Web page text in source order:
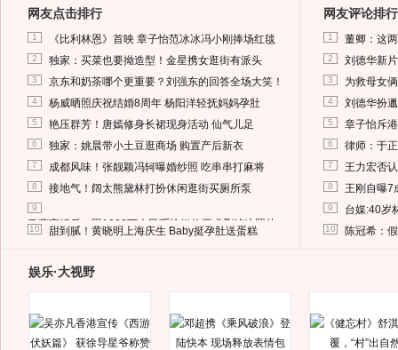
网友点击排行
1 《比利林恩》首映 章子怡范冰冰冯小刚捧场红毯
2 独家：买菜也要拗造型！金星携女逛街有派头
3 京东和奶茶哪个更重要？刘强东的回答全场大笑！
4 杨威晒照庆祝结婚8周年 杨阳洋轻抚妈妈孕肚
5 艳压群芳！唐嫣修身长裙现身活动 仙气儿足
6 独家：姚晨带小土豆逛商场 购置产后新衣
7 成都风味！张靓颖冯轲曝婚纱照 吃串串打麻将
8 接地气！阔太熊黛林打扮休闲逛街买厕所泵
9
马蓉离婚后，砸1000万人民币给媒体要求删掉这照片
10 甜到腻！黄晓明上海庆生 Baby挺孕肚送蛋糕
网友评论排行
1 董卿：这
2 刘德华新
3 为救母女
4 刘德华扮
5 章子怡斥
6 律师：于
7 王力宏否
8 王刚自曝7
9 台媒:40岁
10 陈冠希：
娱乐·大视野